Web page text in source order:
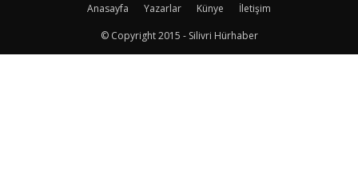
Anasayfa Yazarlar Künye
İletişim
© Copyright 2015 - Silivri Hürhaber